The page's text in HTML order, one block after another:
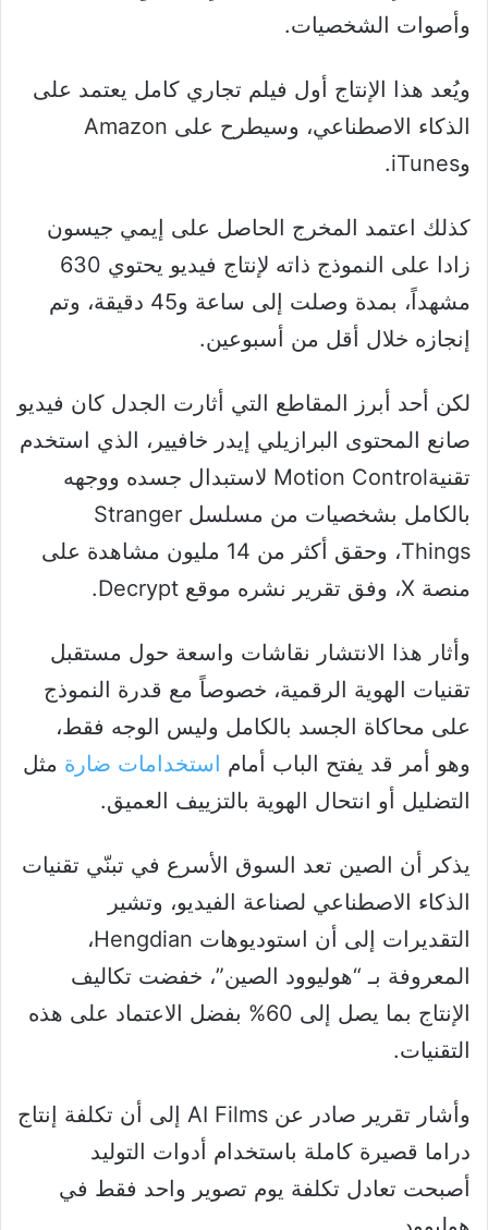
وأصوات الشخصيات.
ويُعد هذا الإنتاج أول فيلم تجاري كامل يعتمد على
الذكاء الاصطناعي، وسيطرح على Amazon
وiTunes.
كذلك اعتمد المخرج الحاصل على إيمي جيسون
زادا على النموذج ذاته لإنتاج فيديو يحتوي 630
مشهداً، بمدة وصلت إلى ساعة و45 دقيقة، وتم
إنجازه خلال أقل من أسبوعين.
لكن أحد أبرز المقاطع التي أثارت الجدل كان فيديو
صانع المحتوى البرازيلي إيدر خافيير، الذي استخدم
تقنيةMotion Control لاستبدال جسده ووجهه
بالكامل بشخصيات من مسلسل Stranger
Things، وحقق أكثر من 14 مليون مشاهدة على
منصة X، وفق تقرير نشره موقع Decrypt.
وأثار هذا الانتشار نقاشات واسعة حول مستقبل
تقنيات الهوية الرقمية، خصوصاً مع قدرة النموذج
على محاكاة الجسد بالكامل وليس الوجه فقط،
وهو أمر قد يفتح الباب أمام استخدامات ضارة مثل
التضليل أو انتحال الهوية بالتزييف العميق.
يذكر أن الصين تعد السوق الأسرع في تبنّي تقنيات
الذكاء الاصطناعي لصناعة الفيديو، وتشير
التقديرات إلى أن استوديوهات Hengdian،
المعروفة بـ “هوليوود الصين”، خفضت تكاليف
الإنتاج بما يصل إلى 60% بفضل الاعتماد على هذه
التقنيات.
وأشار تقرير صادر عن AI Films إلى أن تكلفة إنتاج
دراما قصيرة كاملة باستخدام أدوات التوليد
أصبحت تعادل تكلفة يوم تصوير واحد فقط في